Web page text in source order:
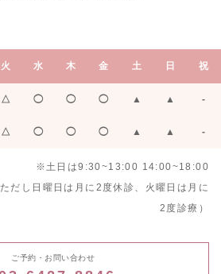
火 水 木 金 土 日 祝
△ ◯ ◯ ◯ ▲ ▲ -
△ ◯ ◯ ◯ ▲ ▲ -
※土日は9:30~13:00 14:00~18:00
だし日曜日は月に2度休診、火曜日は月に
2度診療）
ご予約・お問い合わせ